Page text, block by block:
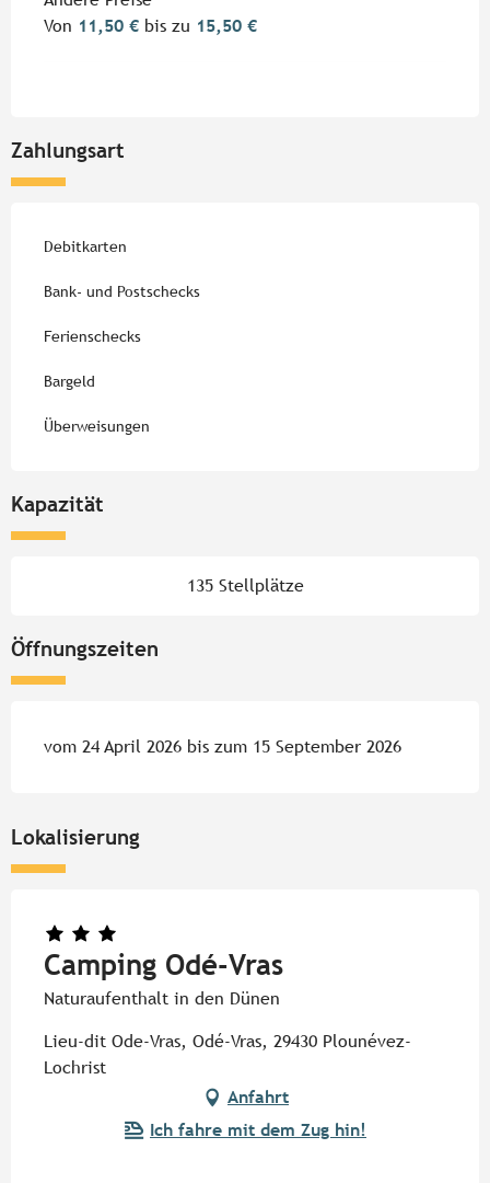
Von 11,50 € bis zu 15,50 €
Zahlungsart
Debitkarten
Bank- und Postschecks
Ferienschecks
Bargeld
Überweisungen
Kapazität
135 Stellplätze
Öffnungszeiten
vom 24 April 2026 bis zum 15 September 2026
Lokalisierung
Camping Odé-Vras
Naturaufenthalt in den Dünen
Lieu-dit Ode-Vras, Odé-Vras, 29430 Plounévez-
Lochrist
Anfahrt
Ich fahre mit dem Zug hin!